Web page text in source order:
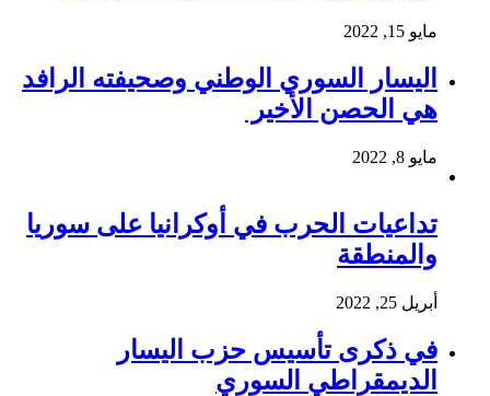
مايو 15, 2022
اليسار السوري الوطني وصحيفته الرافد
هي الحصن الأخير
مايو 8, 2022
تداعيات الحرب في أوكرانيا على سوريا
والمنطقة
أبريل 25, 2022
في ذكرى تأسيس حزب اليسار
الديمقراطي السوري